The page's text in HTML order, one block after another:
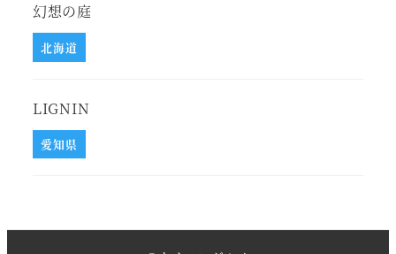
幻想の庭
北海道
LIGNIN
愛知県